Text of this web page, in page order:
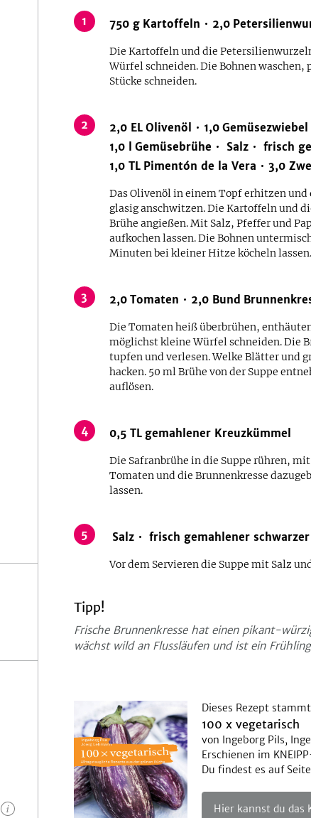
1 750 g Kartoffeln 2,0
Die Kartoffeln und die
Würfel schneiden. Die Bohnen waschen,
Stücke schneiden.
2 2,0 EL Olivenöl 1,0 Gemüsezwiebel
1,0
Gemüsebrühe Salz
frisch
1,0 TL Pimentón de la Vera 3,0
Das Olivenöl in einem Topf erhitzen
glasig anschwitzen. Die Kartoffeln und
Brühe angießen. Mit Salz, Pfeffer und
aufkochen lassen. Die Bohnen
Minuten bei kleiner Hitze köcheln
3 2,0 Tomaten 2,0 Bund
Die Tomaten heiß überbrühen,
möglichst kleine Würfel schneiden. Die
tupfen und verlesen. Welke Blätter und
hacken. 50 ml Brühe von der Suppe
auflösen.
4 0,5 TL gemahlener Kreuzkümmel
Die Safranbrühe in die Suppe rühren,
Tomaten und die Brunnenkresse
lassen.
5 Salz frisch gemahlener
Vor dem Servieren die Suppe mit Salz
Tipp!
Frische Brunnenkresse hat einen pikant-
wächst wild an Flussläufen und ist ein
Dieses Rezept
100 x vegetarisch
von Ingeborg Pils,
Erschienen im
Du findest es auf
Hier kannst du das